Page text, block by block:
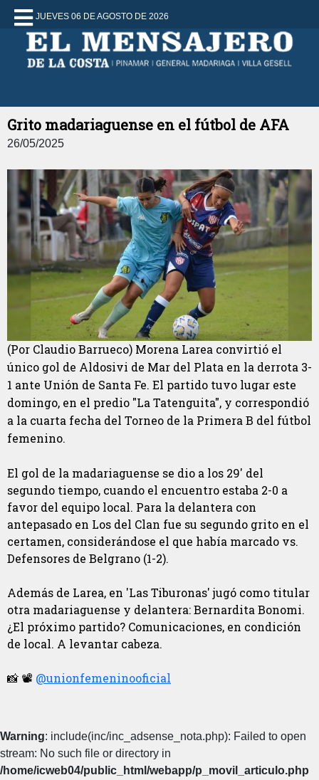
JUEVES 06 DE AGOSTO DE 2026
Grito madariaguense en el fútbol de AFA
26/05/2025
(Por Claudio Barrueco) Morena Larea convirtió el
único gol de Aldosivi de Mar del Plata en la derrota 3-
1 ante Unión de Santa Fe. El partido tuvo lugar este
domingo, en el predio "La Tatenguita", y correspondió
a la cuarta fecha del Torneo de la Primera B del fútbol
femenino.
El gol de la madariaguense se dio a los 29' del
segundo tiempo, cuando el encuentro estaba 2-0 a
favor del equipo local. Para la delantera con
antepasado en Los del Clan fue su segundo grito en el
certamen, considerándose el que había marcado vs.
Defensores de Belgrano (1-2).
Además de Larea, en 'Las Tiburonas' jugó como titular
otra madariaguense y delantera: Bernardita Bonomi.
¿El próximo partido? Comunicaciones, en condición
de local. A levantar cabeza.
📸 📽️ @unionfemeninooficial
Warning: include(inc/inc_adsense_nota.php): Failed to open
stream: No such file or directory in
/home/icweb04/public_html/webapp/p_movil_articulo.php